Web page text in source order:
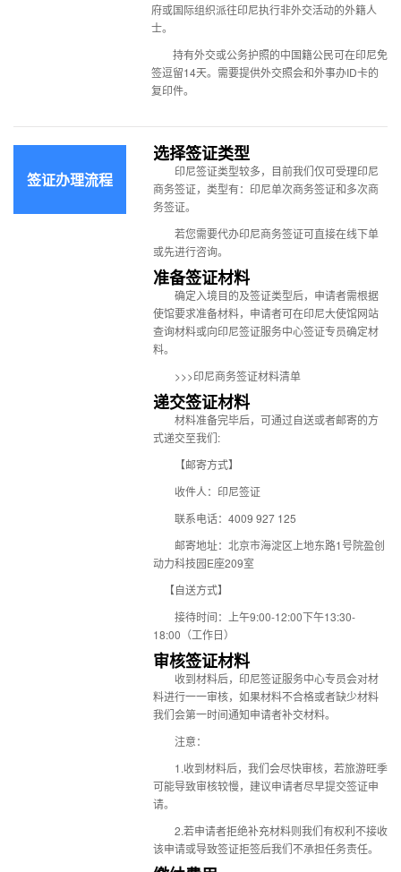
府或国际组织派往印尼执行非外交活动的外籍人
士。
持有外交或公务护照的中国籍公民可在印尼免
签逗留14天。需要提供外交照会和外事办ID卡的
复印件。
签证办理流程
选择签证类型
印尼签证类型较多，目前我们仅可受理印尼
商务签证，类型有：印尼单次商务签证和多次商
务签证。
若您需要代办印尼商务签证可直接在线下单
或先进行咨询。
准备签证材料
确定入境目的及签证类型后，申请者需根据
使馆要求准备材料，申请者可在印尼大使馆网站
查询材料或向印尼签证服务中心签证专员确定材
料。
>>>印尼商务签证材料清单
递交签证材料
材料准备完毕后，可通过自送或者邮寄的方
式递交至我们:
【邮寄方式】
收件人：印尼签证
联系电话：4009 927 125
邮寄地址：北京市海淀区上地东路1号院盈创
动力科技园E座209室
【自送方式】
接待时间：上午9:00-12:00下午13:30-
18:00（工作日）
审核签证材料
收到材料后，印尼签证服务中心专员会对材
料进行一一审核，如果材料不合格或者缺少材料
我们会第一时间通知申请者补交材料。
注意：
1.收到材料后，我们会尽快审核，若旅游旺季
可能导致审核较慢，建议申请者尽早提交签证申
请。
2.若申请者拒绝补充材料则我们有权利不接收
该申请或导致签证拒签后我们不承担任务责任。